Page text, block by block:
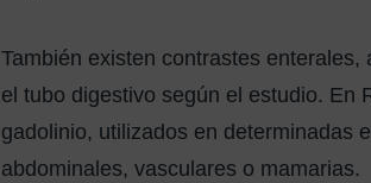
También existen contrastes
el tubo digestivo según el estudio. En
gadolinio, utilizados en determinadas
abdominales, vasculares o mamarias.